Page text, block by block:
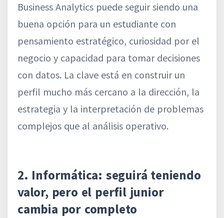
Business Analytics puede seguir siendo una
buena opción para un estudiante con
pensamiento estratégico, curiosidad por el
negocio y capacidad para tomar decisiones
con datos. La clave está en construir un
perfil mucho más cercano a la dirección, la
estrategia y la interpretación de problemas
complejos que al análisis operativo.
2. Informática: seguirá teniendo
valor, pero el perfil junior
cambia por completo